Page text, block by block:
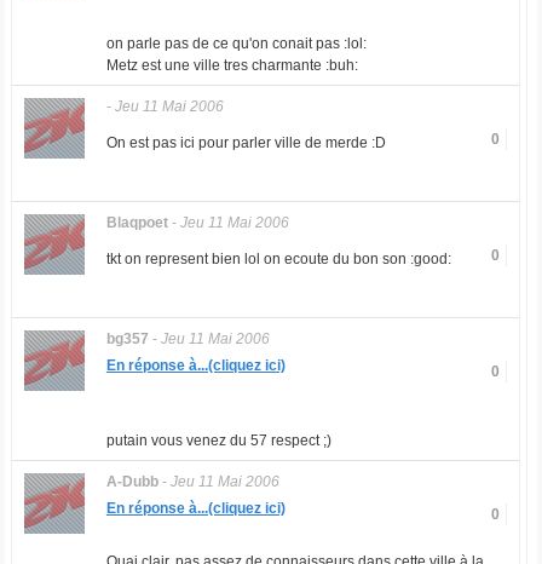
on parle pas de ce qu'on conait pas :lol:
Metz est une ville tres charmante :buh:
- Jeu 11 Mai 2006
0
On est pas ici pour parler ville de merde :D
Blaqpoet- Jeu 11 Mai 2006
0
tkt on represent bien lol on ecoute du bon son :good:
bg357 - Jeu 11 Mai 2006
0
En réponse à...(cliquez ici)
putain vous venez du 57 respect ;)
A-Dubb- Jeu 11 Mai 2006
0
En réponse à...(cliquez ici)